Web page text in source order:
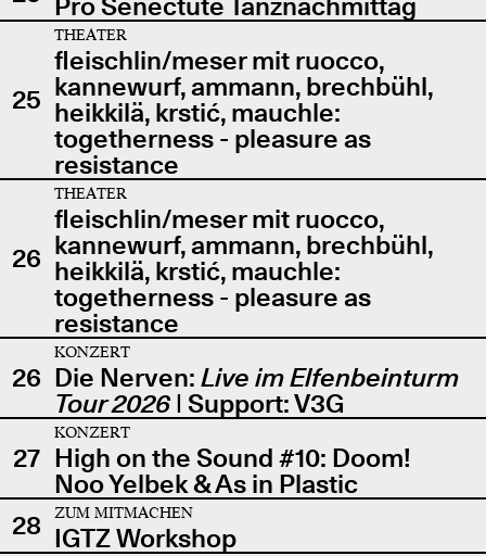
25
THEATER
fleischlin/meser mit ruocco,
kannewurf, ammann, brechbühl,
heikkilä, krstić, mauchle:
togetherness - pleasure as
resistance
26
THEATER
fleischlin/meser mit ruocco,
kannewurf, ammann, brechbühl,
heikkilä, krstić, mauchle:
togetherness - pleasure as
resistance
26
KONZERT
Die Nerven: Live im Elfenbeinturm
Tour 2026| Support: V3G
27
KONZERT
High on the Sound #10: Doom!
Noo Yelbek & As in Plastic
28
ZUM MITMACHEN
IGTZ Workshop